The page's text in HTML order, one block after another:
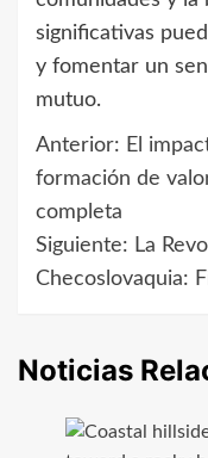
significativas
y fomentar un
mutuo.
Navegación
de
entradas
Anterior: El
formación de
completa
Siguiente: La
Checoslovaquia:
Noticias